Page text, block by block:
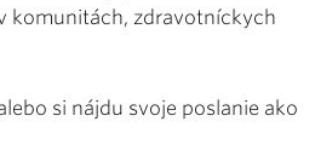
komunitách, zdravotníckych
si nájdu svoje poslanie ako